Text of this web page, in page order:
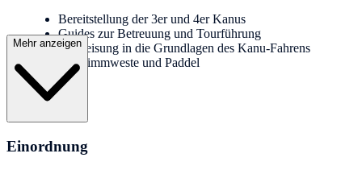
Bereitstellung der 3er und 4er Kanus
Guides zur Betreuung und Tourführung
Einweisung in die Grundlagen des Kanu-Fahrens
Schwimmweste und Paddel
Mehr anzeigen
Einordnung